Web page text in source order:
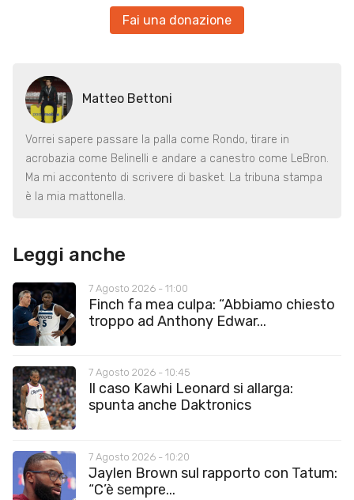
Fai una donazione
Matteo Bettoni
Vorrei sapere passare la palla come Rondo, tirare in
acrobazia come Belinelli e andare a canestro come LeBron.
Ma mi accontento di scrivere di basket. La tribuna stampa
è la mia mattonella.
Leggi anche
7 Agosto 2026 - 11:00
Finch fa mea culpa: “Abbiamo chiesto
troppo ad Anthony Edwar...
7 Agosto 2026 - 10:45
Il caso Kawhi Leonard si allarga:
spunta anche Daktronics
7 Agosto 2026 - 10:20
Jaylen Brown sul rapporto con Tatum:
“C’è sempre...